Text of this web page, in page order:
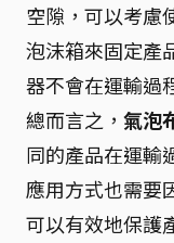
空隙，可以考慮
泡沫箱來固定產
器不會在運輸過
總而言之， 氣泡
同的產品在運輸
應用方式也需要
可以有效地保護